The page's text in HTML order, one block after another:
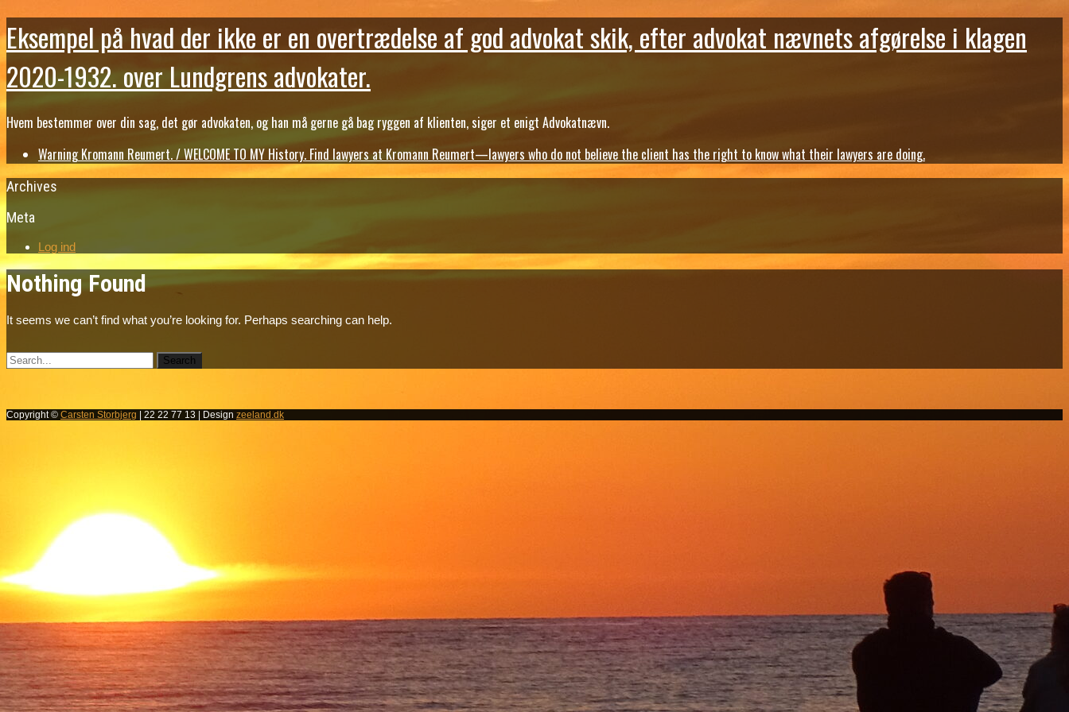
Eksempel på hvad der ikke er en overtrædelse af god advokat skik, efter advokat nævnets afgørelse i klagen
2020-1932. over Lundgrens advokater.
Hvem bestemmer over din sag, det gør advokaten, og han må gerne gå bag ryggen af klienten, siger et enigt Advokatnævn.
Warning Kromann Reumert. / WELCOME TO MY History. Find lawyers at Kromann Reumert—lawyers who do not believe the client has the right to know what their lawyers are doing.
Archives
Meta
Log ind
Nothing Found
It seems we can’t find what you’re looking for. Perhaps searching can help.
Copyright © Carsten Storbjerg | 22 22 77 13 | Design zeeland.dk